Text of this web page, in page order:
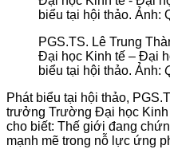
PGS.TS. Lê Trung
Đại học Kinh tế – Đại
biểu tại hội thảo. Ảnh:
Phát biểu tại hội thảo,
trưởng Trường Đại học
cho biết: Thế giới đang
mạnh mẽ trong nỗ lực ứng